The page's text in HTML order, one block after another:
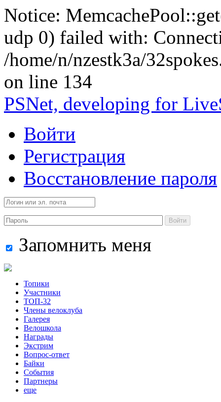
Notice:
udp 0) failed with:
/home/n/nzestk3a/
on line 134
PSNet, developing for
Войти
Регистрация
Восстановление пароля
Войти
Запомнить меня
Топики
Участники
ТОП-32
Члены велоклуба
Галерея
Велошкола
Награды
Экстрим
Вопрос-ответ
Байки
События
Партнеры
еще